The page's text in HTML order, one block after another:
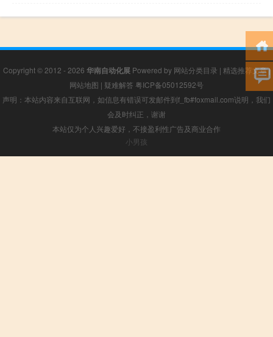
Copyright © 2012 - 2026 华南自动化展Powered by 网站分类目录 | 精选推荐文章|
网站地图 | 疑难解答 粤ICP备05012592号
声明：本站内容来自互联网，如信息有错误可发邮件到f_fb#foxmail.com说明，我们
会及时纠正，谢谢
本站仅为个人兴趣爱好，不接盈利性广告及商业合作
小男孩